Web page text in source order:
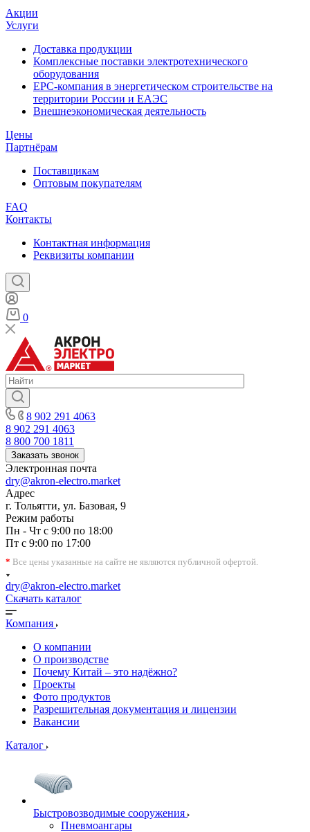
Акции
Услуги
Доставка продукции
Комплексные поставки электротехнического
оборудования
EPC-компания в энергетическом строительстве на
территории России и ЕАЭС
Внешнеэкономическая деятельность
Цены
Партнёрам
Поставщикам
Оптовым покупателям
FAQ
Контакты
Контактная информация
Реквизиты компании
0
8 902 291 4063
8 902 291 4063
8 800 700 1811
Заказать звонок
Электронная почта
dry@akron-electro.market
Адрес
г. Тольятти, ул. Базовая, 9
Режим работы
Пн - Чт с 9:00 по 18:00
Пт с 9:00 по 17:00
* Все цены указанные на сайте не являются публичной офертой.
dry@akron-electro.market
Скачать каталог
Компания
О компании
О производстве
Почему Китай – это надёжно?
Проекты
Фото продуктов
Разрешительная документация и лицензии
Вакансии
Каталог
Быстровозводимые сооружения
Пневмоангары